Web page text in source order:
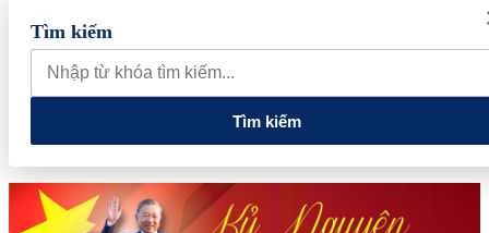
Australia xây dựng, triển khai chiến lược kết nối khoa học công
nghệ và đổi mới sáng tạo tầm nhìn dài hạn
5 chính sách lớn mở
đường cho thị trường hàng hóa phái sinh
thắp sáng ngọn lửa 'Tôi yêu Tổ quốc tôi'
Tìm kiếm
Tìm kiếm